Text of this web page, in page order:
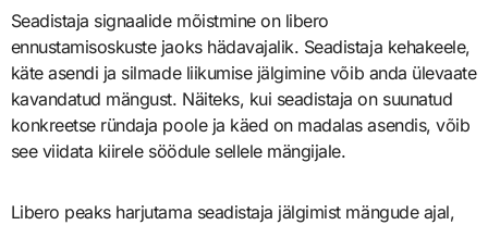
Seadistaja signaalide mõistmine on libero
ennustamisoskuste jaoks hädavajalik. Seadistaja kehakeele,
käte asendi ja silmade liikumise jälgimine võib anda ülevaate
kavandatud mängust. Näiteks, kui seadistaja on suunatud
konkreetse ründaja poole ja käed on madalas asendis, võib
see viidata kiirele söödule sellele mängijale.
Libero peaks harjutama seadistaja jälgimist mängude ajal,